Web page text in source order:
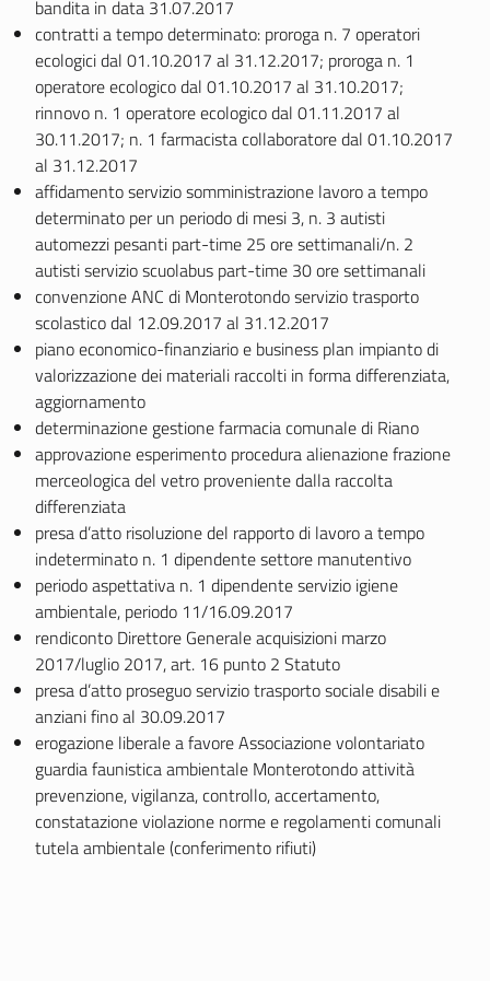
bandita in data 31.07.2017
contratti a tempo determinato: proroga n. 7 operatori
ecologici dal 01.10.2017 al 31.12.2017; proroga n. 1
operatore ecologico dal 01.10.2017 al 31.10.2017;
rinnovo n. 1 operatore ecologico dal 01.11.2017 al
30.11.2017; n. 1 farmacista collaboratore dal 01.10.2017
al 31.12.2017
affidamento servizio somministrazione lavoro a tempo
determinato per un periodo di mesi 3, n. 3 autisti
automezzi pesanti part-time 25 ore settimanali/n. 2
autisti servizio scuolabus part-time 30 ore settimanali
convenzione ANC di Monterotondo servizio trasporto
scolastico dal 12.09.2017 al 31.12.2017
piano economico-finanziario e business plan impianto di
valorizzazione dei materiali raccolti in forma differenziata,
aggiornamento
determinazione gestione farmacia comunale di Riano
approvazione esperimento procedura alienazione frazione
merceologica del vetro proveniente dalla raccolta
differenziata
presa d’atto risoluzione del rapporto di lavoro a tempo
indeterminato n. 1 dipendente settore manutentivo
periodo aspettativa n. 1 dipendente servizio igiene
ambientale, periodo 11/16.09.2017
rendiconto Direttore Generale acquisizioni marzo
2017/luglio 2017, art. 16 punto 2 Statuto
presa d’atto proseguo servizio trasporto sociale disabili e
anziani fino al 30.09.2017
erogazione liberale a favore Associazione volontariato
guardia faunistica ambientale Monterotondo attività
prevenzione, vigilanza, controllo, accertamento,
constatazione violazione norme e regolamenti comunali
tutela ambientale (conferimento rifiuti)